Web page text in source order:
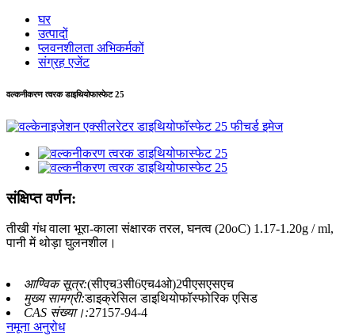
घर
उत्पादों
प्लवनशीलता अभिकर्मकों
संग्रह एजेंट
वल्कनीकरण त्वरक डाइथियोफास्फेट 25
संक्षिप्त वर्णन:
तीखी गंध वाला भूरा-काला संक्षारक तरल, घनत्व (20oC) 1.17-1.20g / ml,
पानी में थोड़ा घुलनशील।
आण्विक सूत्र:(सीएच3सी6एच4ओ)2पीएसएसएच
मुख्य सामग्री:डाइक्रेसिल डाइथियोफॉस्फोरिक एसिड
CAS संख्या।:27157-94-4
नमूना अनुरोध